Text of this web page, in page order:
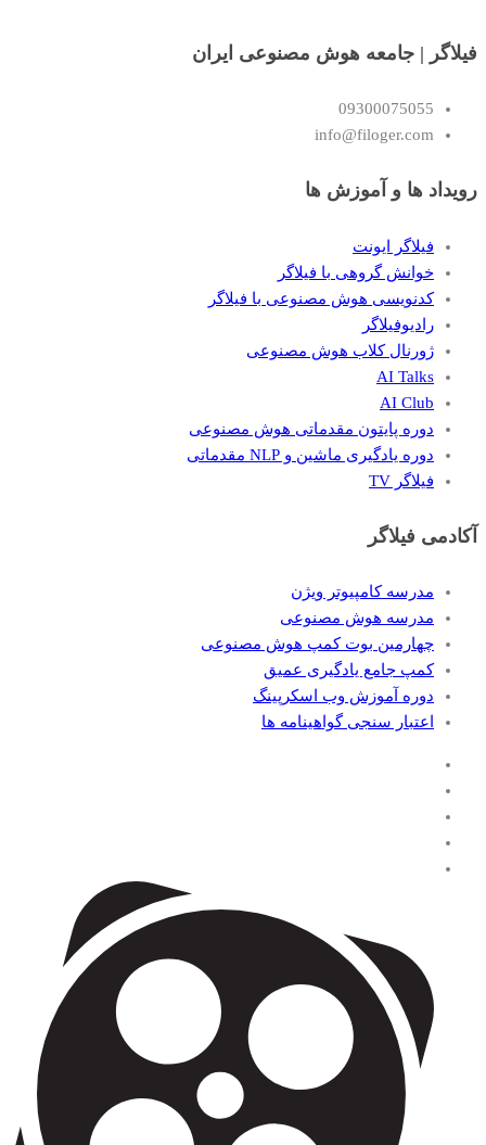
فیلاگر | جامعه هوش مصنوعی ایران
09300075055
info@filoger.com
رویداد ها و آموزش ها
فیلاگر ایونت
خوانش گروهی با فیلاگر
کدنویسی هوش مصنوعی با فیلاگر
رادیوفیلاگر
ژورنال کلاب هوش مصنوعی
AI Talks
AI Club
دوره پایتون مقدماتی هوش مصنوعی
دوره یادگیری ماشین و NLP مقدماتی
فیلاگر TV
آکادمی فیلاگر
مدرسه کامپیوتر ویژن
مدرسه هوش مصنوعی
چهارمین بوت کمپ هوش مصنوعی
کمپ جامع یادگیری عمیق
دوره آموزش وب اسکرپینگ
اعتبار سنجی گواهینامه ها